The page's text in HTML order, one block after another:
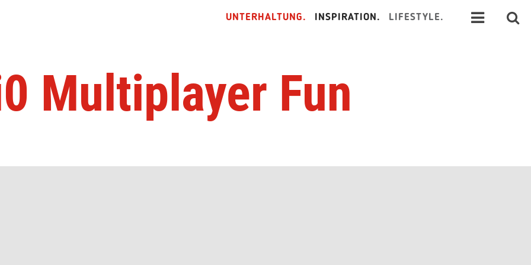
UNTERHALTUNG. INSPIRATION. LIFESTYLE.
Multiplayer Fun